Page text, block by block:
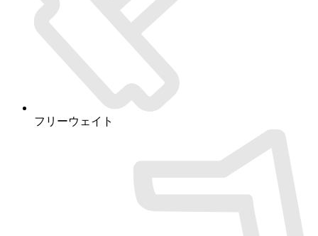
フリーウェイト